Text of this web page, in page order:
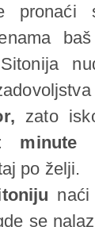
pronaći
Sitonija
zato
po želji.
se